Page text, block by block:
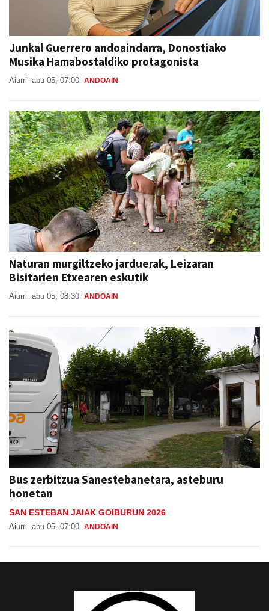
Junkal Guerrero andoaindarra, Donostiako
Musika Hamabostaldiko protagonista
Aiurri abu 05, 07:00 ANDOAIN
Naturan murgiltzeko jarduerak, Leizaran
Bisitarien Etxearen eskutik
Aiurri abu 05, 08:30 ANDOAIN
Bus zerbitzua Sanestebanetara, asteburu
honetan
SAN ESTEBAN JAIAK GOIBURUN 2026
Aiurri abu 05, 07:00 ANDOAIN